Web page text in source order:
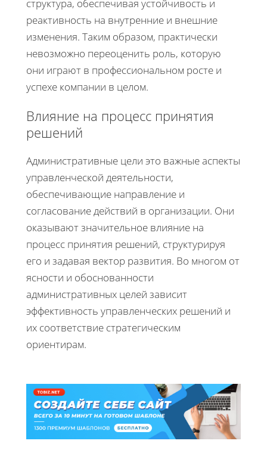
структура, обеспечивая устойчивость и
реактивность на внутренние и внешние
изменения. Таким образом, практически
невозможно переоценить роль, которую
они играют в профессиональном росте и
успехе компании в целом.
Влияние на процесс принятия
решений
Административные цели это важные аспекты
управленческой деятельности,
обеспечивающие направление и
согласование действий в организации. Они
оказывают значительное влияние на
процесс принятия решений, структурируя
его и задавая вектор развития. Во многом от
ясности и обоснованности
административных целей зависит
эффективность управленческих решений и
их соответствие стратегическим
ориентирам.